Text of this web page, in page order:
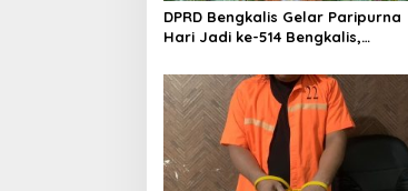
s
DPRD Bengkalis Gelar Paripurna
Hari Jadi ke-514 Bengkalis,
Negeri Junjungan.